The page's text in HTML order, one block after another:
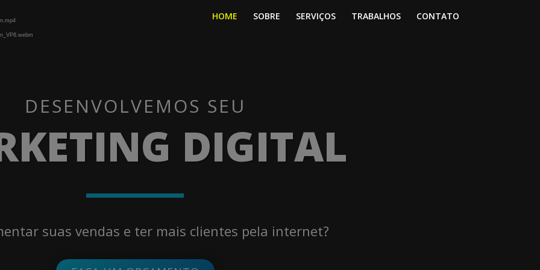
HOME SOBRE SERVIÇOS TRABALHOS CONTATO
DESENVOLVEMOS SEU
DIGITAL
suas vendas e ter mais clientes pela internet?